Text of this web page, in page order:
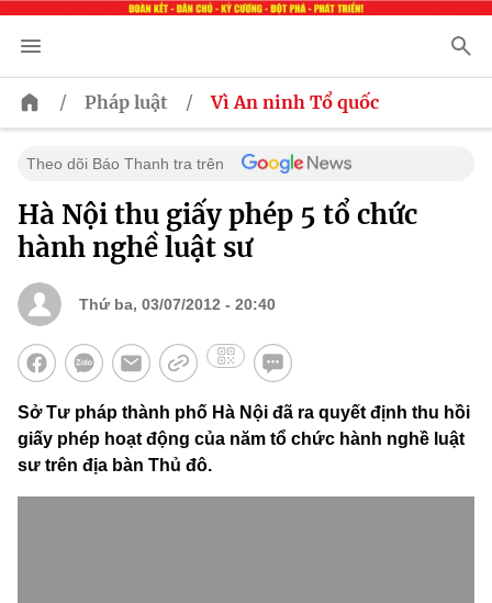
/ Pháp luật / Vì An ninh Tổ quốc
Theo dõi Báo Thanh tra trên
Hà Nội thu giấy phép 5 tổ chức
hành nghề luật sư
Thứ ba, 03/07/2012 - 20:40
Sở Tư pháp thành phố Hà Nội đã ra quyết định thu hồi
giấy phép hoạt động của năm tổ chức hành nghề luật
sư trên địa bàn Thủ đô.